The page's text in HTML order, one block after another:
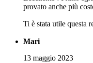
provato anche più
Ti è stata utile questa
Mari
13 maggio 2023